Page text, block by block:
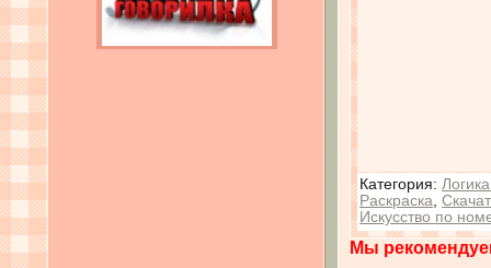
Категория:
Раскраска
Искусство по
Мы